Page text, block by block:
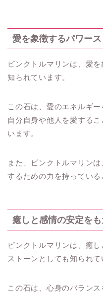
愛を象徴するパワー
ピンクトルマリンは、愛
知られています。
この石は、愛のエネルギ
自分自身や他人を愛する
います。
また、ピンクトルマリン
するための力を持っている
癒しと感情の安定を
ピンクトルマリンは、癒
ストーンとしても知られて
この石は、心身のバラン